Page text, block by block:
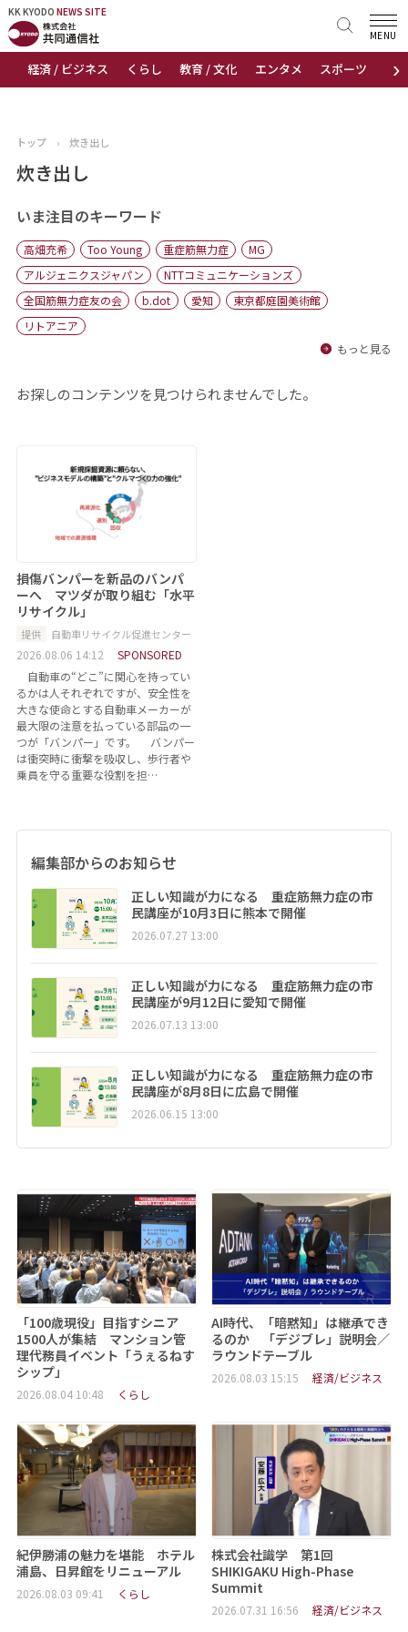
KK KYODO NEWS SITE
›
経済 / ビジネス くらし 教育 / 文化 エンタメ スポーツ 地域
MENU
KK KYODONEWS SITE
トップページ
ニュース
おすすめコンテンツ
出版物
会社概要
トップ › 炊き出し
炊き出し
いま注目のキーワード
高畑充希 Too Young 重症筋無力症
MG
アルジェニクスジャパン
NTTコミュニケーションズ
全国筋無力症友の会
b.dot 愛知
東京都庭園美術館
リトアニア
もっと見る
お探しのコンテンツを見つけられませんでした。
損傷バンパーを新品のバンパ
ーへ マツダが取り組む「水平
リサイクル」
提供 自動車リサイクル促進センター
2026.08.06 14:12
SPONSORED
自動車の“どこ”に関心を持ってい
るかは人それぞれですが、安全性を
大きな使命とする自動車メーカーが
最大限の注意を払っている部品の一
つが「バンパー」です。 バンパー
は衝突時に衝撃を吸収し、歩行者や
乗員を守る重要な役割を担…
編集部からのお知らせ
正しい知識が力になる 重症筋無力症の市
民講座が10月3日に熊本で開催
2026.07.27 13:00
正しい知識が力になる 重症筋無力症の市
民講座が9月12日に愛知で開催
2026.07.13 13:00
正しい知識が力になる 重症筋無力症の市
民講座が8月8日に広島で開催
2026.06.15 13:00
「100歳現役」目指すシニア
1500人が集結 マンション管
理代務員イベント「うぇるねす
シップ」
2026.08.04 10:48 くらし
AI時代、「暗黙知」は継承でき
るのか 「デジブレ」説明会／
ラウンドテーブル
2026.08.03 15:15 経済/ビジネス
紀伊勝浦の魅力を堪能 ホテル
浦島、日昇館をリニューアル
2026.08.03 09:41 くらし
株式会社識学 第1回
SHIKIGAKU High-Phase
Summit
2026.07.31 16:56 経済/ビジネス